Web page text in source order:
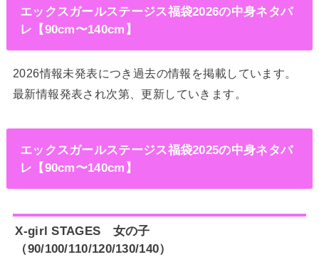
エックスガールステージス福袋2026の中身ネタバ
レ【90cm〜140cm】
2026情報未発表につき過去の情報を掲載しています。
最新情報発表され次第、更新していきます。
エックスガールステージス福袋2025の中身ネタバ
レ【90cm〜140cm】
X-girl STAGES 女の子
（90/100/110/120/130/140）